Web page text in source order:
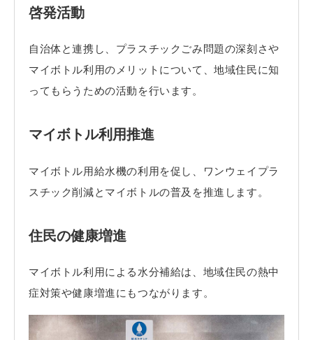
啓発活動
自治体と連携し、プラスチックごみ問題の深刻さや
マイボトル利用のメリットについて、地域住民に知
ってもらうための活動を行います。
マイボトル利用推進
マイボトル用給水機の利用を促し、ワンウェイプラ
スチック削減とマイボトルの普及を推進します。
住民の健康増進
マイボトル利用による水分補給は、地域住民の熱中
症対策や健康増進にもつながります。